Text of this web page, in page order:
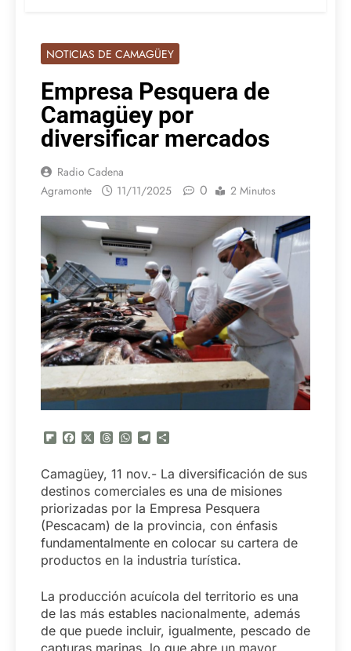
NOTICIAS DE CAMAGÜEY
Empresa Pesquera de
Camagüey por
diversificar mercados
Radio Cadena
Agramonte
11/11/2025 0 2 Minutos
Flipboard
FacebookThreadsWhatsApp
Telegram
Camagüey, 11 nov.- La diversificación de sus
destinos comerciales es una de misiones
priorizadas por la Empresa Pesquera
(Pescacam) de la provincia, con énfasis
fundamentalmente en colocar su cartera de
productos en la industria turística.
La producción acuícola del territorio es una
de las más estables nacionalmente, además
de que puede incluir, igualmente, pescado de
capturas marinas, lo que abre un mayor